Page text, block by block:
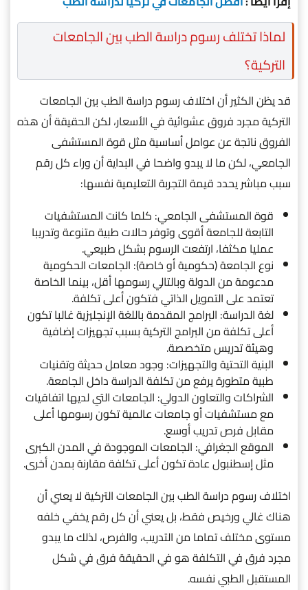
لماذا تختلف رسوم دراسة الطب بين الجامعات
التركية؟
قد يظن الكثير أن اختلاف رسوم دراسة الطب بين الجامعات
التركية مجرد فروق عشوائية في الأسعار، لكن الحقيقة أن هذه
الفروق ناتجة عن عوامل أساسية مثل قوة المستشفى
الجامعي، لكن ما لا يبدو واضحا في البداية أن وراء كل رقم
سبب مباشر يحدد قيمة التجربة التعليمية نفسها:
قوة المستشفى الجامعي: كلما كانت المستشفيات
التابعة للجامعة أقوى وتوفر حالات طبية متنوعة وتدريبا
عمليا مكثفا، ارتفعت الرسوم بشكل طبيعي.
نوع الجامعة (حكومية أو خاصة): الجامعات الحكومية
مدعومة من الدولة وبالتالي رسومها أقل، بينما الخاصة
تعتمد على التمويل الذاتي فتكون أعلى تكلفة.
لغة الدراسة: البرامج المقدمة باللغة الإنجليزية غالبا تكون
أعلى تكلفة من البرامج التركية بسبب تجهيزات إضافية
وهيئة تدريس متخصصة.
البنية التحتية والتجهيزات: وجود معامل حديثة وتقنيات
طبية متطورة يرفع من تكلفة الدراسة داخل الجامعة.
الشراكات والتعاون الدولي: الجامعات التي لديها اتفاقيات
مع مستشفيات أو جامعات عالمية تكون رسومها أعلى
مقابل فرص تدريب أوسع.
الموقع الجغرافي: الجامعات الموجودة في المدن الكبرى
مثل إسطنبول عادة تكون أعلى تكلفة مقارنة بمدن أخرى.
اختلاف رسوم دراسة الطب بين الجامعات التركية لا يعني أن
هناك غالي ورخيص فقط، بل يعني أن كل رقم يخفي خلفه
مستوى مختلف تماما من التدريب، والفرص، لذلك ما يبدو
مجرد فرق في التكلفة هو في الحقيقة فرق في شكل
المستقبل الطبي نفسه.